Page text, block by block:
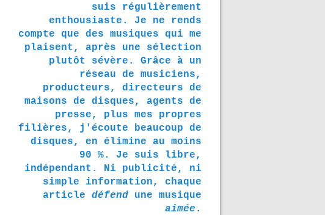
suis régulièrement
enthousiaste. Je ne rends
compte que des musiques qui me
plaisent, après une sélection
plutôt sévère. Grâce à un
réseau de musiciens,
producteurs, directeurs de
maisons de disques, agents de
presse, plus mes propres
filières, j'écoute beaucoup de
disques, en élimine au moins
90 %. Je suis libre,
indépendant. Ni publicité, ni
simple information, chaque
article défend une musique
aimée .